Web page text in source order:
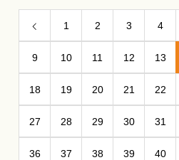
1 2 3 4
9 10 11 12 13
18 19 20 21 22
27 28 29 30 31
36 37 38 39 40